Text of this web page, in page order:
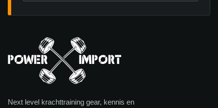
Next level krachttraining gear, kennis en